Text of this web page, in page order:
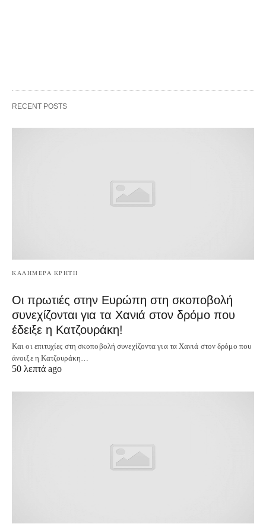
RECENT POSTS
ΚΑΛΗΜΕΡΑ ΚΡΗΤΗ
Οι πρωτιές στην Ευρώπη στη σκοποβολή
συνεχίζονται για τα Χανιά στον δρόμο που
έδειξε η Κατζουράκη!
Και οι επιτυχίες στη σκοποβολή συνεχίζοντα για τα Χανιά στον δρόμο που
άνοιξε η Κατζουράκη…
50 λεπτά ago